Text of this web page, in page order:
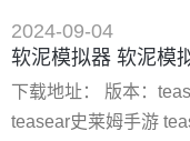
伟打击技，全属*有效
生天舞*爆（神速）勇
生。因为换人系统可
身随意，效果一般，
2024-09-04
软泥模拟器 软泥模
下载地址： 版本：
teasear史莱姆手游